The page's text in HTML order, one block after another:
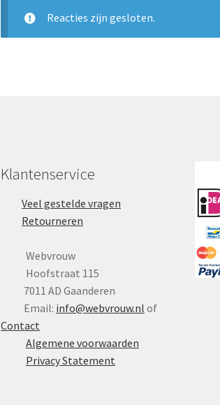
Reacties zijn gesloten.
Klantenservice
Veel gestelde vragen
Retourneren
Webvrouw
Hoofstraat 115
7011 AD Gaanderen
Email: info@webvrouw.nl of
Contact
Algemene voorwaarden
Privacy Statement